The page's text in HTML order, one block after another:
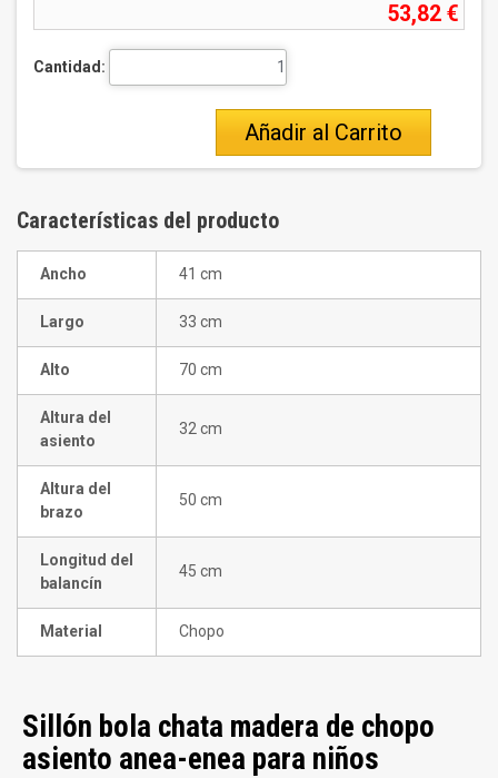
53,82 €
Cantidad:
Añadir al Carrito
Características del producto
Ancho 41 cm
Largo 33 cm
Alto 70 cm
Altura del
asiento
32 cm
Altura del
brazo
50 cm
Longitud del
balancín
45 cm
Material Chopo
Sillón bola chata madera de chopo
asiento anea-enea para niños